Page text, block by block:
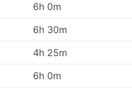
6h 0m
6h 30m
4h 25m
6h 0m